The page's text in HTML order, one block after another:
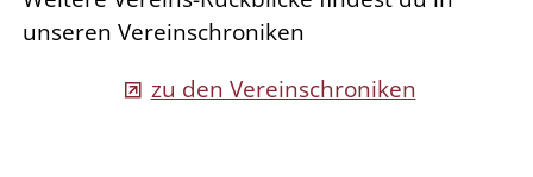
unseren Vereinschroniken
zu den Vereinschroniken